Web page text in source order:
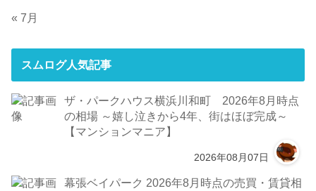
« 7月
スムログ人気記事
ザ・パークハウス横浜川和町 2026年8月時点
の相場 ～嬉し泣きから4年、街はほぼ完成～
【マンションマニア】
2026年08月07日
幕張ベイパーク 2026年8月時点の売買・賃貸相